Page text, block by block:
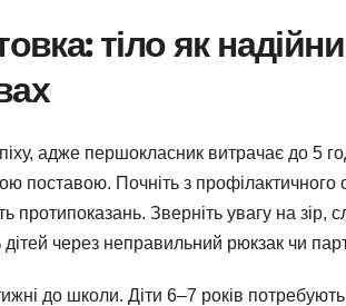
тіло як
адже першокласник витрачає до 5
поставою. Почніть з
протипоказань. Зверніть увагу на зір,
через неправильний рюкзак чи
до школи. Діти 6–7 років